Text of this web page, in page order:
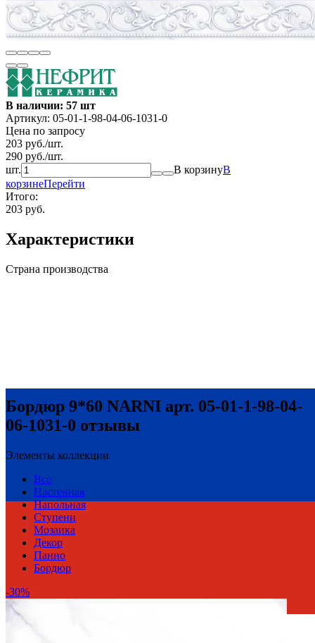
В наличии: 57 шт
Артикул: 05-01-1-98-04-06-1031-0
Цена по запросу
203 руб./шт.
290 руб./шт.
шт.
В корзинуВ
корзинеПерейти
Итого:
203 руб.
Характеристики
Страна производства
Россия
Бордюр 9*60 NARNI арт. 05-01-1-98-04-
06-1031-0 отзывы
Элементы коллекции
Все
Настенная
Напольная
Ступени
Мозаика
Декор
Панно
Бордюр
-30%